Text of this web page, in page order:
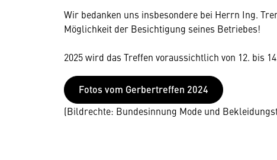
Wir bedanken uns insbesondere bei Herrn Ing.
Möglichkeit der Besichtigung seines Betriebes!
2025 wird das Treffen voraussichtlich von 12. bis
Fotos vom Gerbertreffen 2024
(Bildrechte: Bundesinnung Mode und